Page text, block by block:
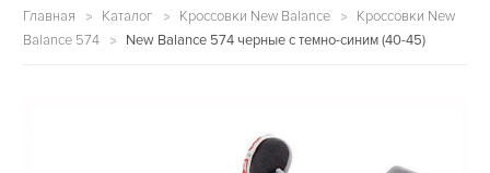
Главная Каталог Кроссовки New Balance
Кроссовки New
Balance 574
New Balance 574 черные с темно-синим (40-45)